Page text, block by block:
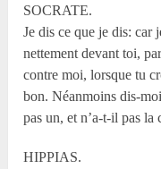
SOCRATE.
Je dis ce que je dis: car
nettement devant toi,
contre moi, lorsque tu
bon. Néanmoins dis-
pas un, et n’a-t-il pas la
HIPPIAS.